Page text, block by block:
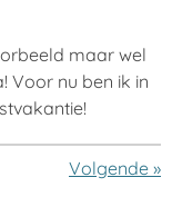
maar wel
Voor nu ben ik in
Volgende »